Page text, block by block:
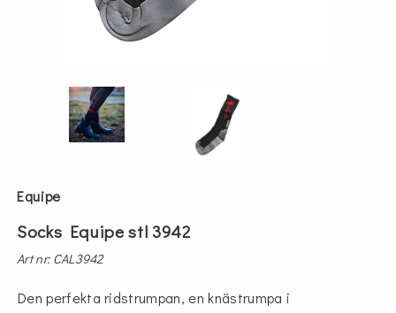
Equipe
Socks Equipe stl 3942
Art nr: CAL3942
Den perfekta ridstrumpan, en knästrumpa i